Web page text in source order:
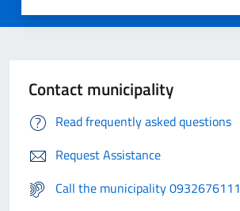
Contact municipality
Read frequently asked questions
Request Assistance
Call the municipality 0932676111